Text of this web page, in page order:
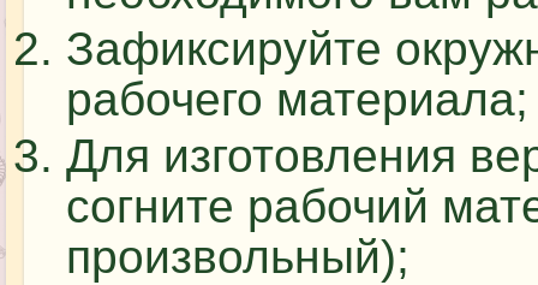
Зафиксируйте
рабочего материала;
Для изготовления
согните рабочий
произвольный);